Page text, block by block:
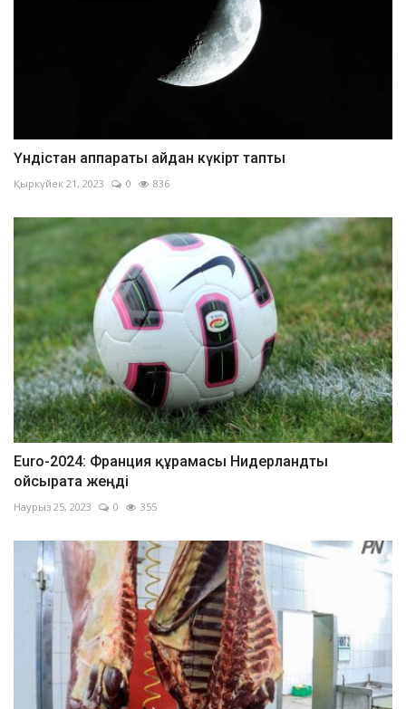
Үндістан аппараты айдан күкірт тапты
Қыркүйек 21, 2023 0 836
Euro-2024: Франция құрамасы Нидерландты
ойсырата жеңді
Наурыз 25, 2023 0 355